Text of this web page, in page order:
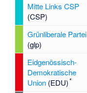
Mitte Links CSP
(CSP)
Grünliberale Partei
(glp)
Eidgenössisch-
Demokratische
Union(EDU)*